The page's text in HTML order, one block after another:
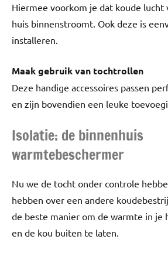
Hiermee voorkom je dat koude lucht
huis binnenstroomt. Ook deze is
installeren.
Maak gebruik van tochtrollen
Deze handige accessoires passen
en zijn bovendien een leuke
Isolatie: de binnenhuis
warmtebeschermer
Nu we de tocht onder controle
hebben over een andere
de beste manier om de warmte in je
en de kou buiten te laten.